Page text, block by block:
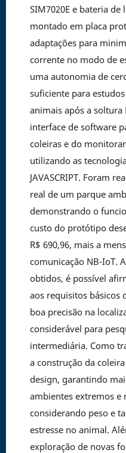
SIM7020E e bateria
montado em placa
adaptações para
corrente no modo de
uma autonomia de
suficiente para
animais após a
interface de software
coleiras e do
utilizando as
JAVASCRIPT. Foram
real de um parque
demonstrando o
custo do protótipo
R$ 690,96, mais a
comunicação NB-IoT.
obtidos, é possível
aos requisitos básicos
boa precisão na
considerável para
intermediária. Como
a construção da
design, garantindo
ambientes extremos e
considerando peso e
estresse no animal.
exploração de novas